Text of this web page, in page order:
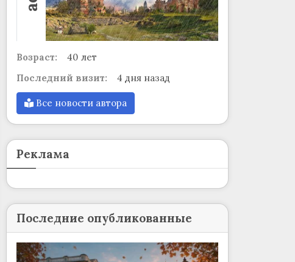
Возраст:
40 лет
Последний визит:
4 дня назад
Все новости автора
Реклама
Последние опубликованные